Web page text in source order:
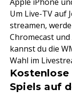
Um Live-TV auf
streamen,
Chromecast
kannst du die
Wahl im
Spiels auf